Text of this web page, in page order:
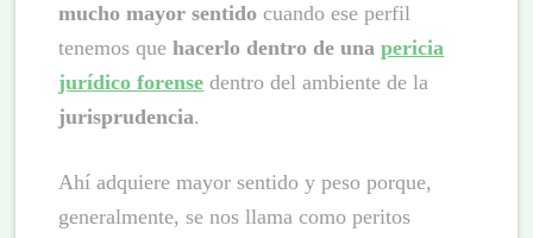
mucho mayor sentido cuando ese perfil
tenemos quehacerlo dentro de unapericia
jurídico forense dentro del ambiente de la
jurisprudencia.
Ahí adquiere mayor sentido y peso porque,
generalmente, se nos llama como peritos